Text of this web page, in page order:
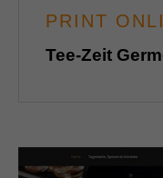
PRINT
Tee-Zeit